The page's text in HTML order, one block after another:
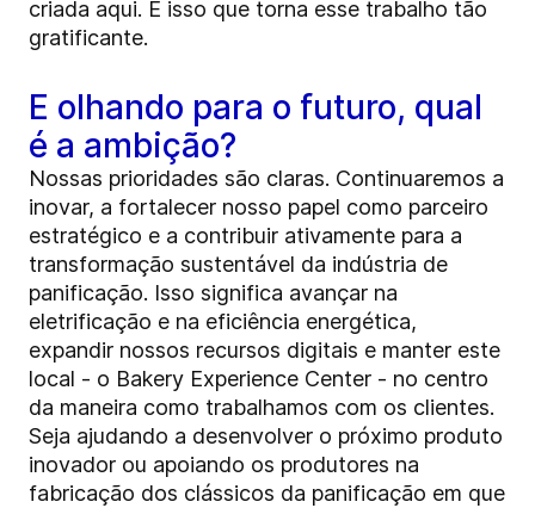
criada aqui. É isso que torna esse trabalho tão
gratificante.
E olhando para o futuro, qual
é a ambição?
Nossas prioridades são claras. Continuaremos a
inovar, a fortalecer nosso papel como parceiro
estratégico e a contribuir ativamente para a
transformação sustentável da indústria de
panificação. Isso significa avançar na
eletrificação e na eficiência energética,
expandir nossos recursos digitais e manter este
local - o Bakery Experience Center - no centro
da maneira como trabalhamos com os clientes.
Seja ajudando a desenvolver o próximo produto
inovador ou apoiando os produtores na
fabricação dos clássicos da panificação em que